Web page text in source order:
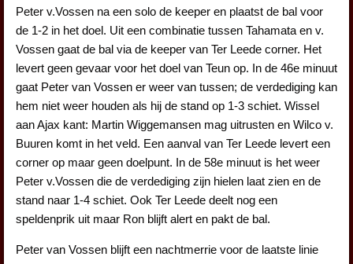
Peter v.Vossen na een solo de keeper en plaatst de bal voor
de 1-2 in het doel. Uit een combinatie tussen Tahamata en v.
Vossen gaat de bal via de keeper van Ter Leede corner. Het
levert geen gevaar voor het doel van Teun op. In de 46e minuut
gaat Peter van Vossen er weer van tussen; de verdediging kan
hem niet weer houden als hij de stand op 1-3 schiet. Wissel
aan Ajax kant: Martin Wiggemansen mag uitrusten en Wilco v.
Buuren komt in het veld. Een aanval van Ter Leede levert een
corner op maar geen doelpunt. In de 58e minuut is het weer
Peter v.Vossen die de verdediging zijn hielen laat zien en de
stand naar 1-4 schiet. Ook Ter Leede deelt nog een
speldenprik uit maar Ron blijft alert en pakt de bal.
Peter van Vossen blijft een nachtmerrie voor de laatste linie